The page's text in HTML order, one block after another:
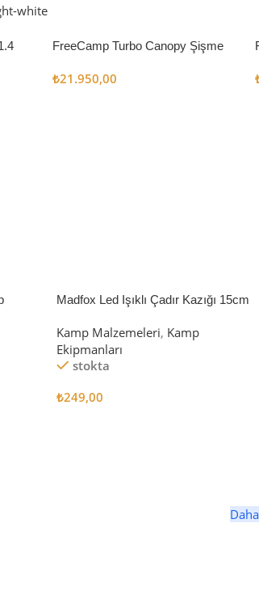
FreeCamp Turbo Canopy Şişme
₺21.950,00
Madfox Led Işıklı Çadır Kazığı 15cm
Kamp Malzemeleri, Kamp
Ekipmanları
stokta
₺249,00